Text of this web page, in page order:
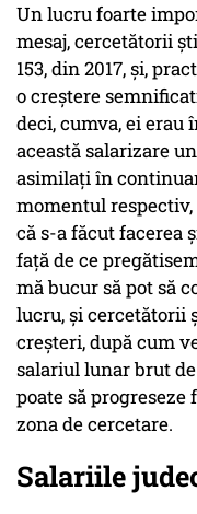
Un lucru foarte
mesaj, cercetătorii
153, din 2017, și,
o creștere
deci, cumva, ei erau
această salarizare
asimilați în
momentul
că s-a făcut facerea
față de ce
mă bucur să pot să
lucru, și cercetătorii
creșteri, după cum
salariul lunar brut de
poate să
zona de cercetare.
Salariile